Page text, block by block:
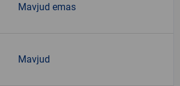
Mavjud emas
Mavjud